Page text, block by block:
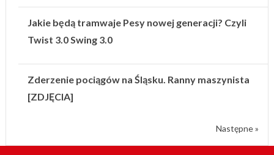
Jakie będą tramwaje Pesy nowej generacji? Czyli
Twist 3.0 Swing 3.0
Zderzenie pociągów na Śląsku. Ranny maszynista
[ZDJĘCIA]
Następne »